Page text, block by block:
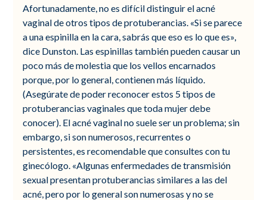
Afortunadamente, no es difícil distinguir el acné
vaginal de otros tipos de protuberancias. «Si se parece
a una espinilla en la cara, sabrás que eso es lo que es»,
dice Dunston. Las espinillas también pueden causar un
poco más de molestia que los vellos encarnados
porque, por lo general, contienen más líquido.
(Asegúrate de poder reconocer estos 5 tipos de
protuberancias vaginales que toda mujer debe
conocer). El acné vaginal no suele ser un problema; sin
embargo, si son numerosos, recurrentes o
persistentes, es recomendable que consultes con tu
ginecólogo. «Algunas enfermedades de transmisión
sexual presentan protuberancias similares a las del
acné, pero por lo general son numerosas y no se